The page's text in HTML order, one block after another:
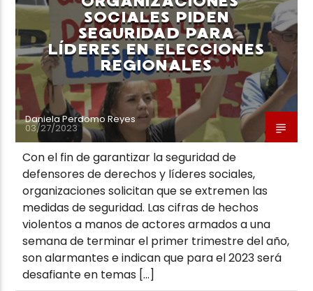
SOCIALES PIDEN
SEGURIDAD PARA
LÍDERES EN ELECCIONES
REGIONALES
Daniela Perdomo Reyes
03/27/2023
Con el fin de garantizar la seguridad de
defensores de derechos y líderes sociales,
organizaciones solicitan que se extremen las
medidas de seguridad. Las cifras de hechos
violentos a manos de actores armados a una
semana de terminar el primer trimestre del año,
son alarmantes e indican que para el 2023 será
desafiante en temas […]